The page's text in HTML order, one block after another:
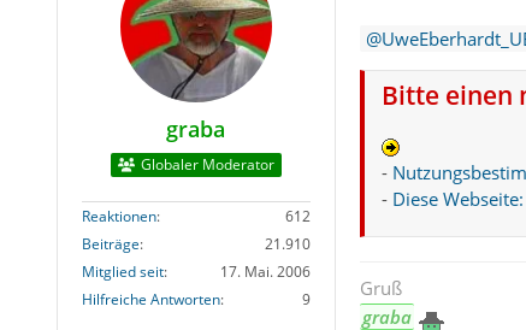
graba
Globaler Moderator
Reaktionen
612
Beiträge
21.910
Mitglied seit
17. Mai. 2006
Hilfreiche Antworten
9
Bitte einen
-
- Diese
Gruß
graba